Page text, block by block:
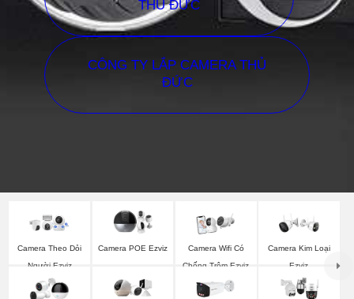
THỦ ĐỨC
CÔNG TY LẮP CAMERA THỦ
ĐỨC
Camera Theo Dỏi
Người Ezviz
Camera POE Ezviz
Camera Wifi Có
Chống Trộm Ezviz
Camera Kim Loại
Ezviz